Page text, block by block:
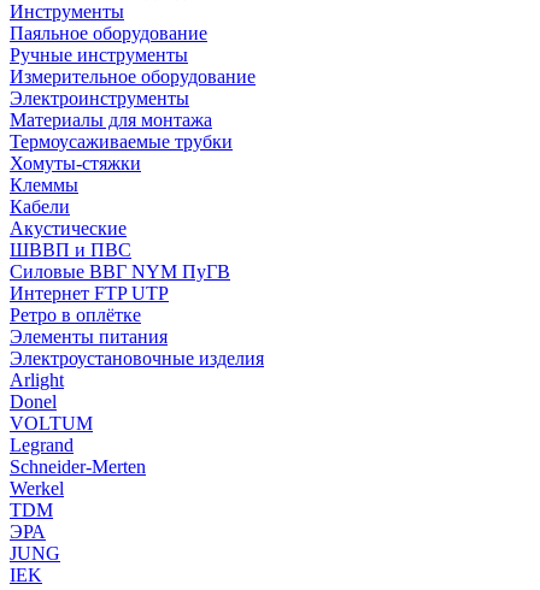
Инструменты
Паяльное оборудование
Ручные инструменты
Измерительное оборудование
Электроинструменты
Материалы для монтажа
Термоусаживаемые трубки
Хомуты-стяжки
Клеммы
Кабели
Акустические
ШВВП и ПВС
Силовые ВВГ NYM ПуГВ
Интернет FTP UTP
Ретро в оплётке
Элементы питания
Электроустановочные изделия
Arlight
Donel
VOLTUM
Legrand
Schneider-Merten
Werkel
TDM
ЭРА
JUNG
IEK